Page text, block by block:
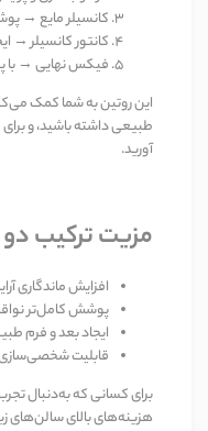
کانسیلر مایع →
کانتور کانسیلر→
فیکس نهایی →
این روتین به شما کمک
طبیعی داشته باشید، و
آورید.
مزیت ترکیب
افزایش ماندگاری
پوشش کامل‌تر
ایجاد بعد و فرم
قابلیت
برای کسانی که به‌دنبال
هزینه‌های بالای سالن‌های